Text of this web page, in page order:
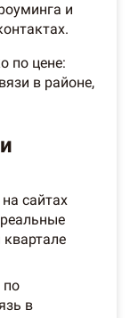
и
по цене:
в районе,
сайтах
по
в